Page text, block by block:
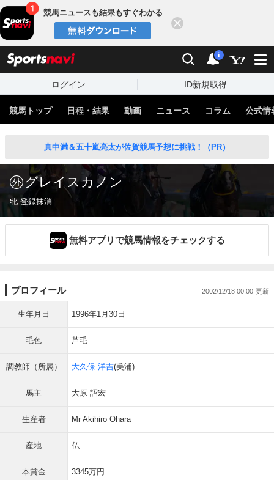
競馬ニュースも結果もすぐわかる
検索 通知
i
ログイン ID新規取得
競馬トップ 日程・結果 動画 ニュース コラム 公式情
真中満＆五十嵐亮太が佐賀競馬予想に挑戦！（PR）
グレイスカノン
牝 登録抹消
無料アプリで競馬情報をチェックする
プロフィール 2002/12/18 00:00
生年月日 1996年1月30日
毛色 芦毛
調教師（所属） 大久保 洋吉(美浦)
馬主 大原 詔宏
生産者 Mr Akihiro Ohara
産地 仏
本賞金 3345万円